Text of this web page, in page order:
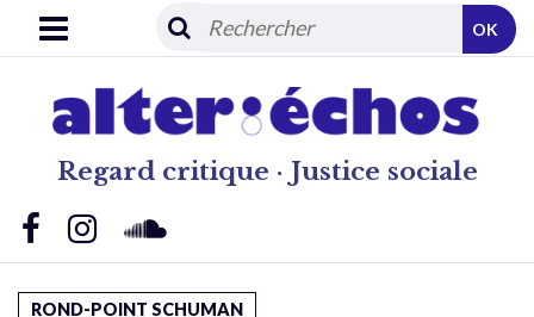
Regard critique · Justice sociale
OK
ROND-POINT SCHUMAN